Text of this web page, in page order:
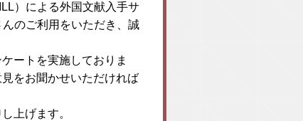
）による外国文献入手サ
のご利用をいただき、誠
ートを実施しておりま
をお聞かせいただければ
上げます。